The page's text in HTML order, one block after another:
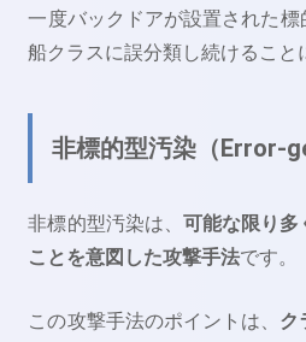
一度バックドアが設置された
船クラスに誤分類し続けること
非標的型汚染（Error-
非標的型汚染は、 可能な限り多
ことを意図した攻撃手法です。
この攻撃手法のポイントは、 ク